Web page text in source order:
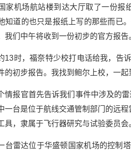
家机场航站楼到达大厅取了一份报
知道的也只是报纸上写的那些而已
我们中午将收到一份初步的官方报告
13时，福奈特少校打电话给我，告
的初步报告。我找到鲍尔上校，一
情报官首先告诉我们事件中涉及的
一台是位于航线交通管制部门的远
具，隶属于飞行器研究与试验委员会
台雷达位于华盛顿国家机场的控制